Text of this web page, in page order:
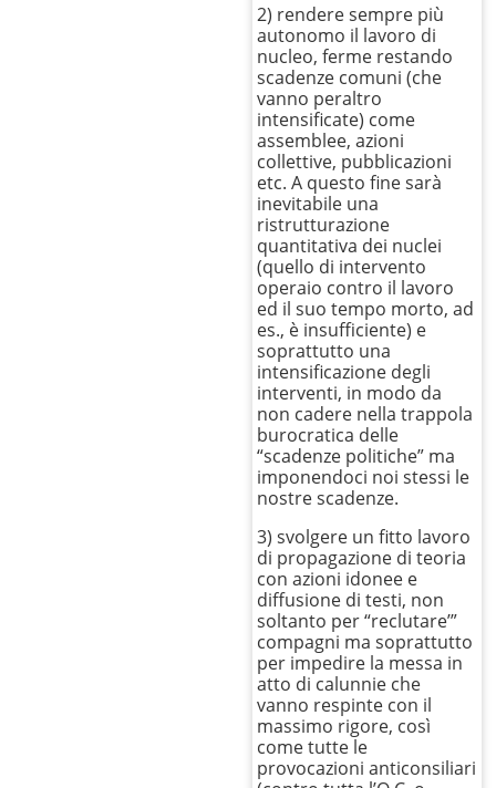
2) rendere sempre più
autonomo il lavoro di
nucleo, ferme restando
scadenze comuni (che
vanno peraltro
intensificate) come
assemblee, azioni
collettive, pubblicazioni
etc. A questo fine sarà
inevitabile una
ristrutturazione
quantitativa dei nuclei
(quello di intervento
operaio contro il lavoro
ed il suo tempo morto, ad
es., è insufficiente) e
soprattutto una
intensificazione degli
interventi, in modo da
non cadere nella trappola
burocratica delle
“scadenze politiche” ma
imponendoci noi stessi le
nostre scadenze.
3) svolgere un fitto lavoro
di propagazione di teoria
con azioni idonee e
diffusione di testi, non
soltanto per “reclutare’”
compagni ma soprattutto
per impedire la messa in
atto di calunnie che
vanno respinte con il
massimo rigore, così
come tutte le
provocazioni anticonsiliari